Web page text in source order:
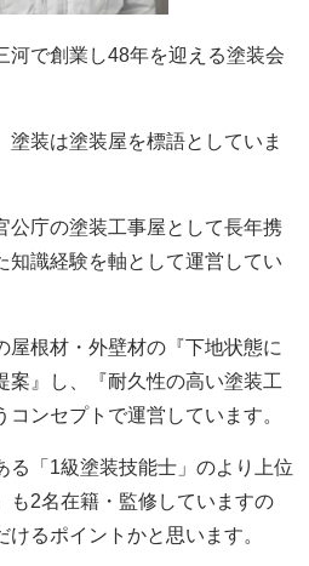
河で創業し48年を迎える塗装会
塗装は塗装屋を標語としていま
公庁の塗装工事屋として長年携
知識経験を軸として運営してい
屋根材・外壁材の『下地状態に
案』し、『耐久性の高い塗装工
ンセプトで運営しています。
る「1級塗装技能士」のより上位
も2名在籍・監修していますの
るポイントかと思います。